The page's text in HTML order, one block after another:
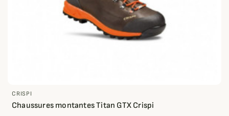
CRISPI
Chaussures montantes Titan GTX Crispi